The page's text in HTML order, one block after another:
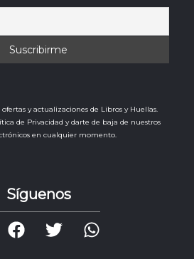
y actualizaciones de Libros y Huellas.
de Privacidad y darte de baja de nuestros
en cualquier momento.
Síguenos